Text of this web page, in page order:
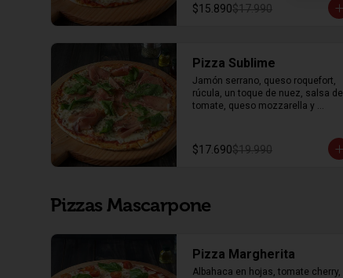
$15.890$17.990
Pizza Sublime
Jamón serrano, queso roquefort,
rúcula, un toque de nuez, salsa de
tomate, queso mozzarella y
$17.690$19.990
Pizzas Mascarpone
Pizza Margherita
Albahaca en hojas, tomate cherry,